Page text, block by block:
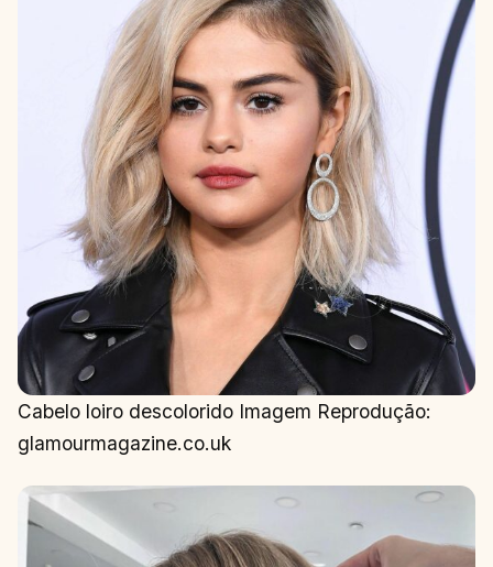
Cabelo loiro descolorido Imagem Reprodução:
glamourmagazine.co.uk